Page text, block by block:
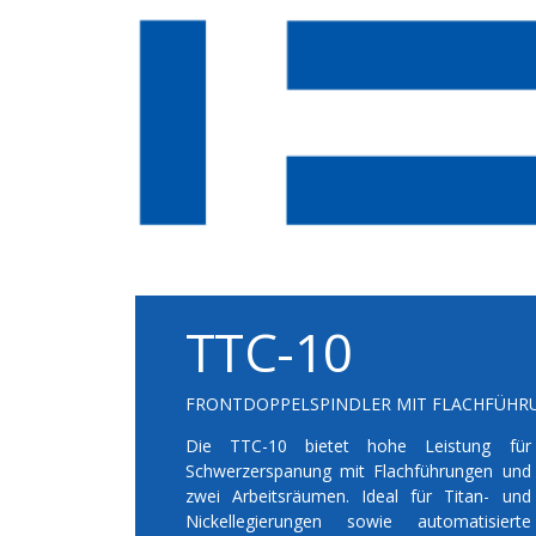
TTC-10
FRONTDOPPELSPINDLER MIT
Die TTC-10 bietet hohe Leistung für
Schwerzerspanung mit Flachführungen und
zwei Arbeitsräumen. Ideal für Titan- und
Nickellegierungen sowie automatisierte